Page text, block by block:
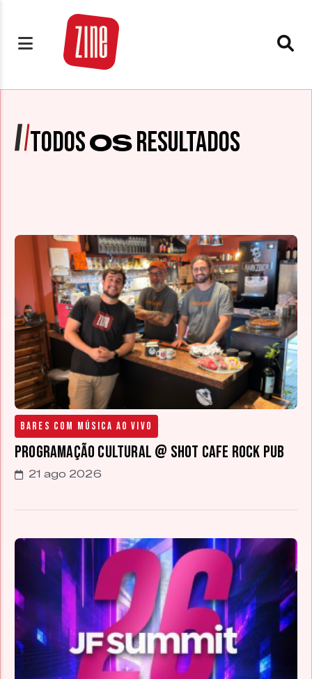
TODOSOSRESULTADOS
Bares com Música Ao Vivo
Programação Cultural @ Shot Cafe Rock Pub
21 ago 2026